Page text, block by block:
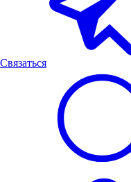
Связаться